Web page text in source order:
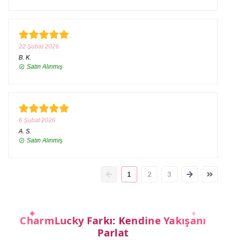
22 Şubat 2026
B. K.
Satın Alınmış
6 Şubat 2026
A. S.
Satın Alınmış
1 2 3
CharmLucky Farkı: Kendine Yakışanı
Parlat